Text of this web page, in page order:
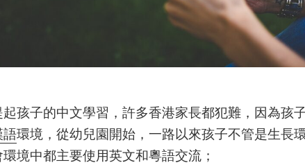
起孩子的中文學習，許多香港家長都犯難，因為孩
語環境，從幼兒園開始，一路以來孩子不管是生長
境中都主要使用英文和粵語交流；